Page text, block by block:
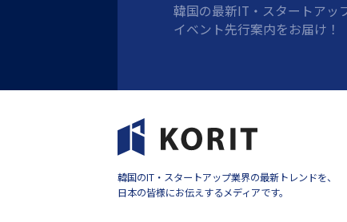
韓国の最新IT・スタートアッ
イベント先行案内をお届け！
韓国のIT・スタートアップ業界の最新トレンドを、
日本の皆様にお伝えするメディアです。